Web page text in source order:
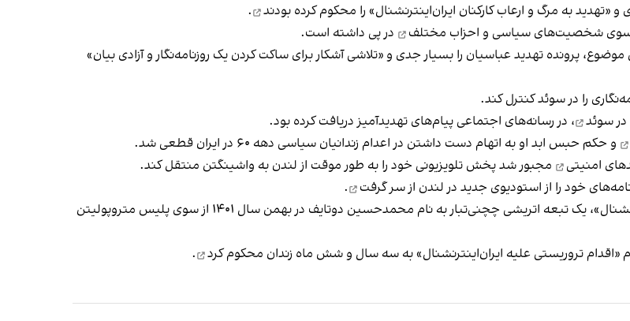
محکوم کرده بودند
.
از سوی شخصیت‌های سیاسی و احزاب مختلف
در پی داشته است.
موضوع، پرونده تهدید عباسیان را بسیار جدی و «تلاشی آشکار برای ساکت کردن یک روزنامه‌نگار و آزادی بیان»
را در سوئد کنترل کند.
در سوئد
، در رسانه‌های اجتماعی پیام‌های تهدید‌‌آمیز دریافت کرده بود.
و حکم حبس ابد او به اتهام دست داشتن در اعدام‌ زندانیان سیاسی دهه ۶۰ در ایران قطعی شد.
مجبور شد پخش تلویزیونی خود را به طور موقت از لندن به واشینگتن منتقل کند.
از سر گرفت
.
در جریان یکی از تلاش‌ها برای «انجام عملیات تروریستی علیه ایران‌اینترنشنال»، یک تبعه اتریشی چچنی‌تبار به نام محمد‌حسین دوتایف در بهمن‌ سال ۱۴۰۱ از سوی پلیس متروپولیتن
محکوم کرد .